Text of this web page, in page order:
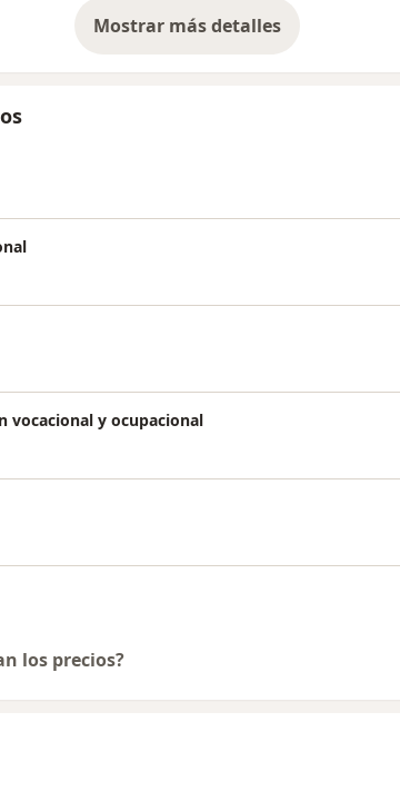
Mostrar más detalles
sobre la experiencia
vocacional y ocupacional
los precios?